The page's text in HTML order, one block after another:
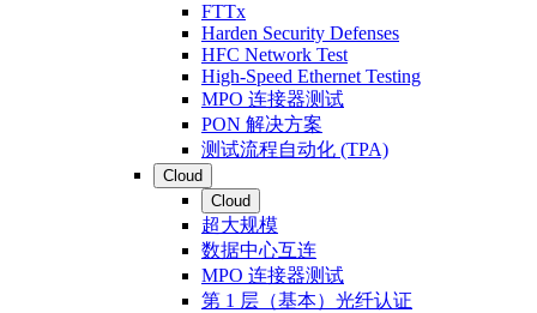
FTTx
Harden Security Defenses
HFC Network Test
High-Speed Ethernet Testing
MPO 连接器测试
PON 解决方案
测试流程自动化 (TPA)
Cloud
Cloud
超大规模
数据中心互连
MPO 连接器测试
第 1 层（基本）光纤认证